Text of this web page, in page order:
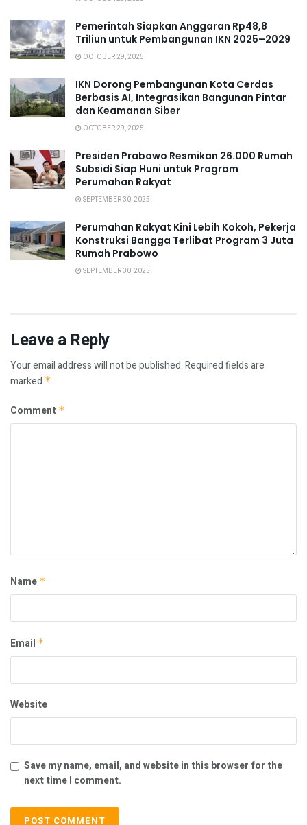
Pemerintah Siapkan Anggaran Rp48,8
Triliun untuk Pembangunan IKN 2025–2029
OCTOBER 29, 2025
IKN Dorong Pembangunan Kota Cerdas
Berbasis AI, Integrasikan Bangunan Pintar
dan Keamanan Siber
OCTOBER 29, 2025
Presiden Prabowo Resmikan 26.000 Rumah
Subsidi Siap Huni untuk Program
Perumahan Rakyat
SEPTEMBER 30, 2025
Perumahan Rakyat Kini Lebih Kokoh, Pekerja
Konstruksi Bangga Terlibat Program 3 Juta
Rumah Prabowo
SEPTEMBER 30, 2025
Leave a Reply
Your email address will not be published.Required fields are
marked *
Comment *
Name *
Email *
Website
Save my name, email, and website in this browser for the
next time I comment.